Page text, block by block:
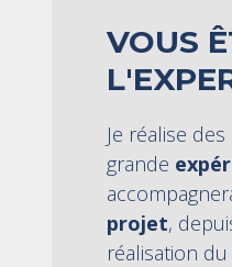
VOUS
Je réalise
grande
projet,
réalisation